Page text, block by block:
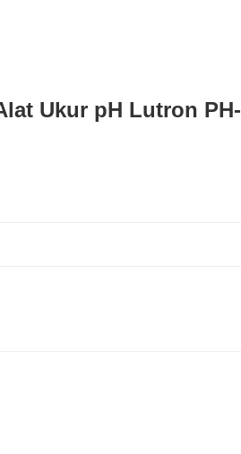
Ukur pH Lutron PH-